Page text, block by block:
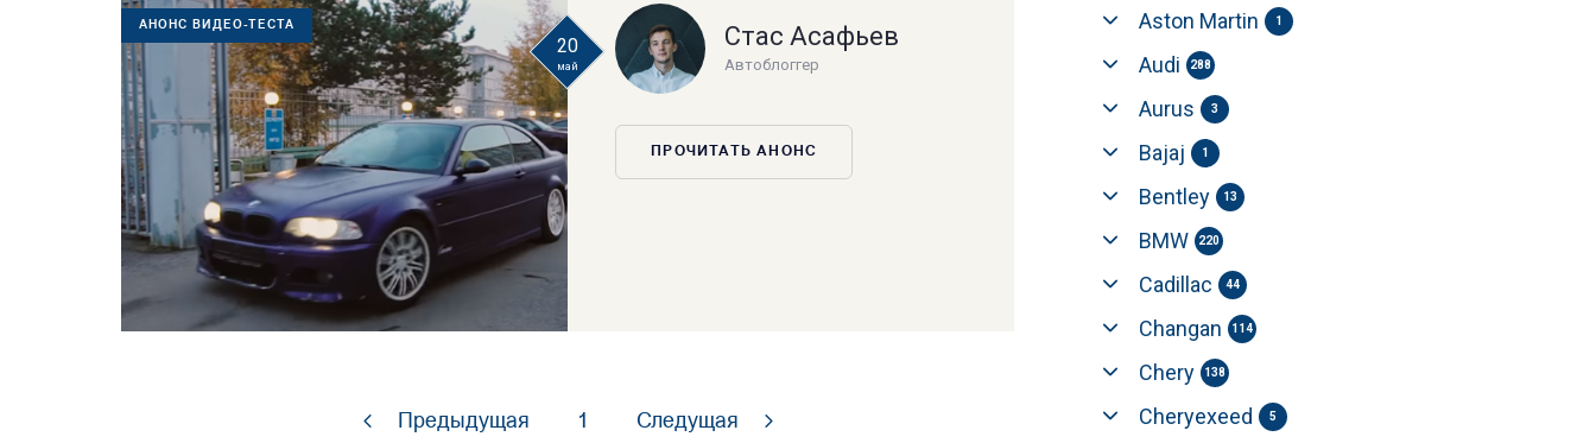
АНОНС ВИДЕО-ТЕСТА
20
май
Стас Асафьев
Автоблоггер
ПРОЧИТАТЬ АНОНС
Предыдущая 1 Следущая
Aston Martin 1
Audi 288
Aurus 3
Bajaj 1
Bentley 13
BMW 220
Cadillac 44
Changan 114
Chery 138
Cheryexeed 5